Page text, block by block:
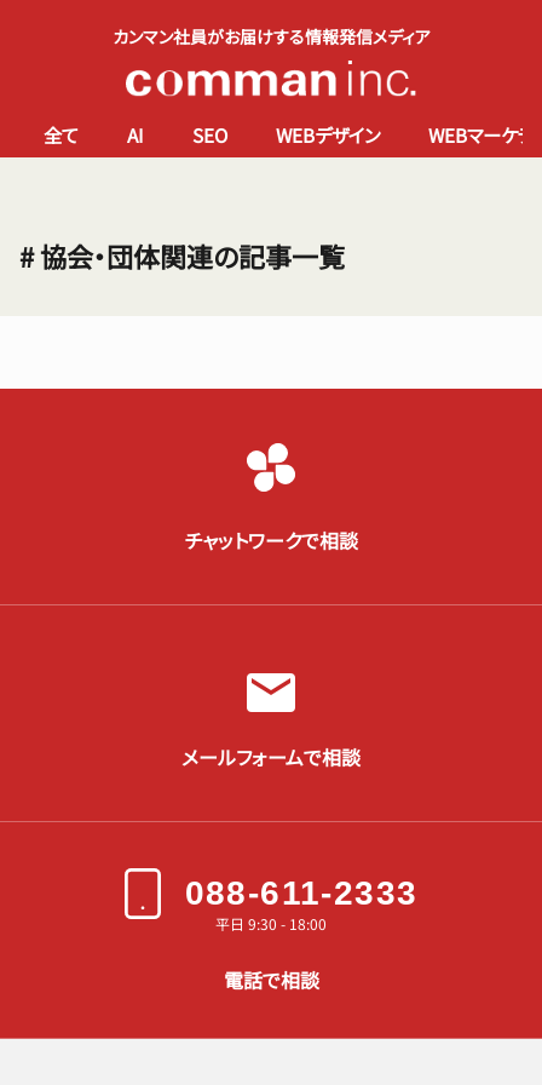
カンマン社員がお届けする情報発信メディア
全て AI SEO WEBデザイン WEBマーケテ
# 協会・団体関連の記事一覧
チャットワークで相談
メールフォームで相談
088-611-2333
平日 9:30 - 18:00
電話で相談